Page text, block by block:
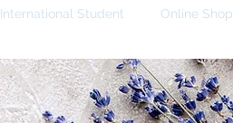
International Student Online Shop